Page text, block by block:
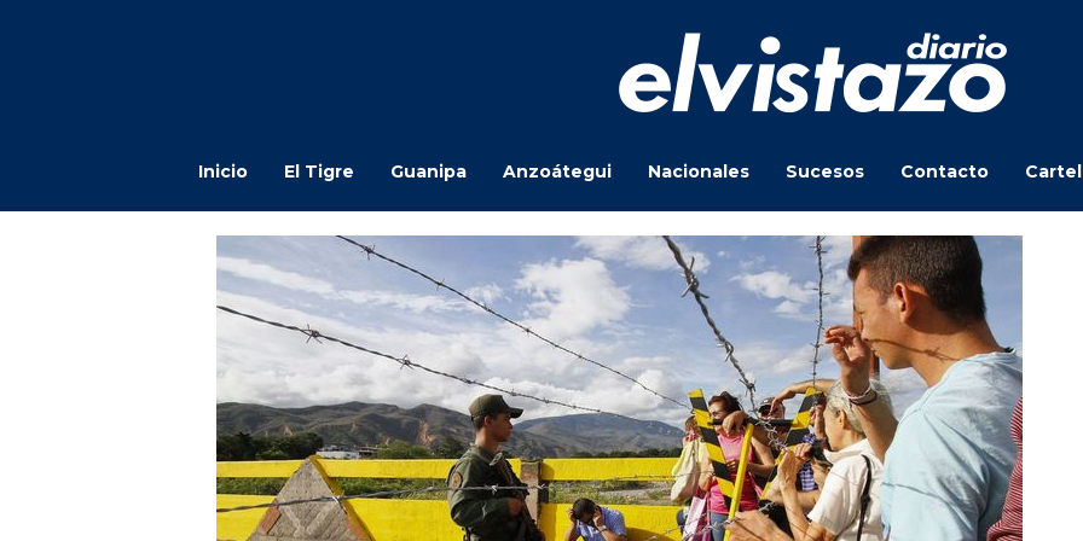
Inicio El Tigre Guanipa Anzoátegui Nacionales Sucesos Contacto